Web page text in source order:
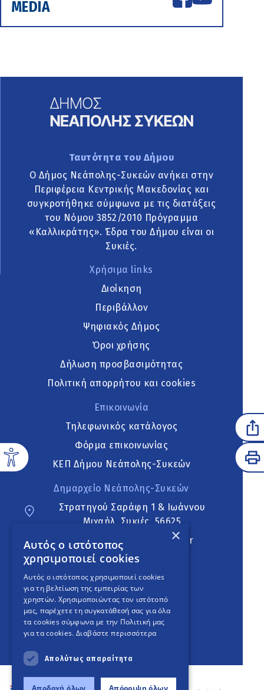
MEDIA
Ταυτότητα του Δήμου
Ο Δήμος Νεάπολης-Συκεών ανήκει στην
Περιφέρεια Κεντρικής Μακεδονίας και
συγκροτήθηκε σύμφωνα με τις διατάξεις
του Νόμου 3852/2010 Πρόγραμμα
«Καλλικράτης». Έδρα του Δήμου είναι οι
Συκιές.
Χρήσιμα links
Διοίκηση
Περιβάλλον
Ψηφιακός Δήμος
Όροι χρήσης
Δήλωση προσβασιμότητας
Πολιτική απορρήτου και cookies
Επικοινωνία
Τηλεφωνικός κατάλογος
Φόρμα επικοινωνίας
ΚΕΠ Δήμου Νεάπολης-Συκεών
Δημαρχείο Νεάπολης-Συκεών
Στρατηγού Σαράφη 1 & Ιωάννου
Μιχαήλ, Συκιές, 56625
neapoli.sykies@ddt.gov.gr
Ακολουθήστε
English Version
An project
×
Αυτός ο ιστότοπος
χρησιμοποιεί cookies
Αυτός ο ιστότοπος χρησιμοποιεί cookies
για τη βελτίωση της εμπειρίας των
χρηστών. Χρησιμοποιώντας τον ιστότοπό
μας, παρέχετε τη συγκατάθεσή σας για όλα
τα cookies σύμφωνα με την Πολιτική μας
για τα cookies. Διαβάστε περισσότερα
Απολύτως απαραίτητα
Αποδοχή όλων Απόρριψη όλων